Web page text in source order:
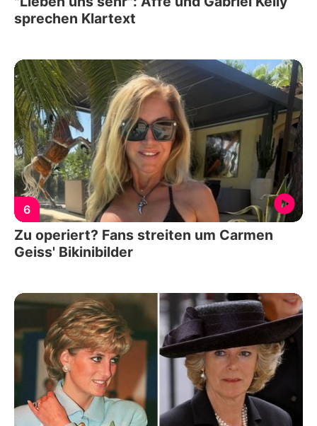
sprechen Klartext
6
Zu operiert? Fans streiten um Carmen
Geiss' Bikinibilder